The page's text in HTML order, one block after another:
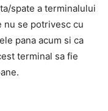
spate a terminalului
nu se potrivesc cu
pana acum si ca
terminal sa fie